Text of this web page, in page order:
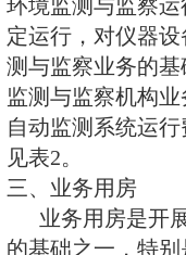
一、人员编
辐射环境监
员占总人数
表1。
二、工作经费
根据国家